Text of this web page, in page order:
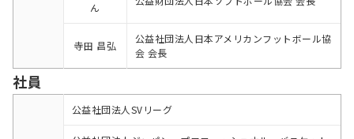
ん
寺田 昌弘
公益社団法人日本アメリカンフットボール協
会 会長
社員
公益社団法人SVリーグ